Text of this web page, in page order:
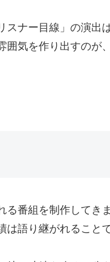
スナー目線」の演出
囲気を作り出すのが
る番組を制作してき
語り継がれることで